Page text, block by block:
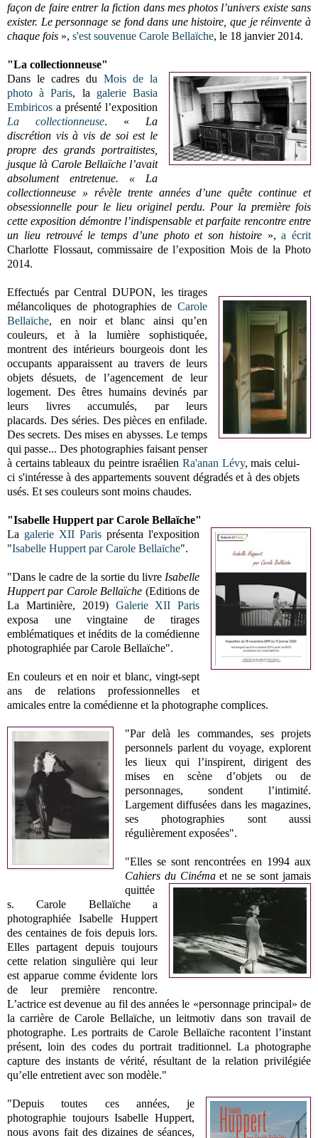
façon de faire entrer la fiction dans mes photos l’univers existe sans
exister. Le personnage se fond dans une histoire, que je réinvente à
chaque fois », s'est souvenue Carole Bellaïche, le 18 janvier 2014.
"La collectionneuse"
Dans le cadres duMois de la
photo à Paris, la galerie Basia
Embiricos a présenté l’exposition
La collectionneuse. « La
discrétion vis à vis de soi est le
propre des grands portraitistes,
jusque là Carole Bellaïche l’avait
absolument entretenue. « La
collectionneuse » révèle trente années d’une quête continue et
obsessionnelle pour le lieu originel perdu. Pour la première fois
cette exposition démontre l’indispensable et parfaite rencontre entre
un lieu retrouvé le temps d’une photo et son histoire»,a écrit
Charlotte Flossaut, commissaire de l’exposition Mois de la Photo
2014.
Effectués par Central DUPON, les tirages
mélancoliques de photographies deCarole
Bellaïche, en noir et blanc ainsi qu’en
couleurs, et à la lumière sophistiquée,
montrent des intérieurs bourgeois dont les
occupants apparaissent au travers de leurs
objets désuets, de l’agencement de leur
logement. Des êtres humains devinés par
leurs livres accumulés, par leurs
placards. Des séries. Des pièces en enfilade.
Des secrets. Des mises en abysses. Le temps
qui passe... Des photographies faisant penser
à certains tableaux du peintre israélienRa'anan Lévy, mais celui-
ci s'intéresse à des appartements souvent dégradés et à des objets
usés. Et ses couleurs sont moins chaudes.
"Isabelle Huppert par Carole Bellaïche"
La galerie XII Paris présenta l'exposition
"Isabelle Huppert par Carole Bellaïche".
"Dans le cadre de la sortie du livre Isabelle
Huppert par Carole Bellaïche (Editions de
La Martinière, 2019) Galerie XII Paris
exposa une vingtaine de tirages
emblématiques et inédits de la comédienne
photographiée par Carole Bellaïche".
En couleurs et en noir et blanc, vingt-sept
ans de relations professionnelles et
amicales entre la comédienne et la photographe complices.
"Par delà les commandes, ses projets
personnels parlent du voyage, explorent
les lieux qui l’inspirent, dirigent des
mises en scène d’objets ou de
personnages, sondent l’intimité.
Largement diffusées dans les magazines,
ses photographies sont aussi
régulièrement exposées".
"Elles se sont rencontrées en 1994 aux
Cahiers du Cinémaet ne se sont jamais
quittée
s. Carole Bellaïche a
photographiée Isabelle Huppert
des centaines de fois depuis lors.
Elles partagent depuis toujours
cette relation singulière qui leur
est apparue comme évidente lors
de leur première rencontre.
L’actrice est devenue au fil des années le «personnage principal» de
la carrière de Carole Bellaïche, un leitmotiv dans son travail de
photographe. Les portraits de Carole Bellaïche racontent l’instant
présent, loin des codes du portrait traditionnel. La photographe
capture des instants de vérité, résultant de la relation privilégiée
qu’elle entretient avec son modèle."
"Depuis toutes ces années, je
photographie toujours Isabelle Huppert,
nous avons fait des dizaines de séances,